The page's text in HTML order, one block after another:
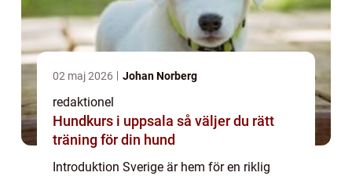
02 maj 2026 Johan Norberg
redaktionel
Hundkurs i uppsala så väljer du rätt
träning för din hund
Introduktion Sverige är hem för en riklig